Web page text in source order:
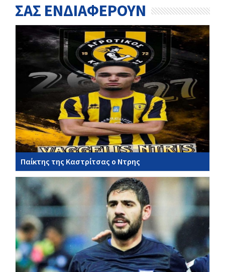
ΣΑΣ ΕΝΔΙΑΦΕΡΟΥΝ
Παίκτης της Καστρίτσας ο Ντρης